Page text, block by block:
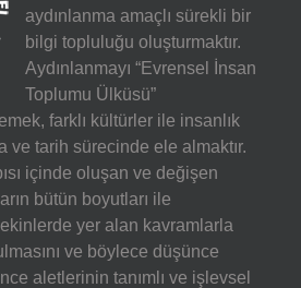
aydınlanma amaçlı sürekli bir
bilgi topluluğu oluşturmaktır.
Aydınlanmayı “Evrensel İnsan
Toplumu Ülküsü”
farklı kültürler ile insanlık
ve tarih sürecinde ele almaktır.
içinde oluşan ve değişen
bütün boyutları ile
ekinlerde yer alan kavramlarla
ve böylece düşünce
aletlerinin tanımlı ve işlevsel